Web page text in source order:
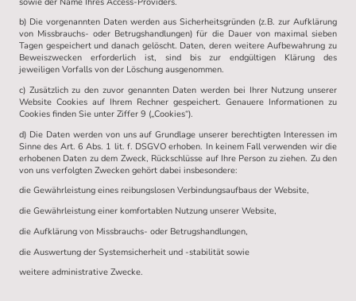
b) Die vorgenannten Daten werden aus Sicherheitsgründen (z.B. zur Aufklärung
von Missbrauchs- oder Betrugshandlungen) für die Dauer von maximal sieben
Tagen gespeichert und danach gelöscht. Daten, deren weitere Aufbewahrung zu
Beweiszwecken erforderlich ist, sind bis zur endgültigen Klärung des
jeweiligen Vorfalls von der Löschung ausgenommen.
c) Zusätzlich zu den zuvor genannten Daten werden bei Ihrer Nutzung unserer
Website Cookies auf Ihrem Rechner gespeichert. Genauere Informationen zu
Cookies finden Sie unter Ziffer 9 („Cookies“).
d) Die Daten werden von uns auf Grundlage unserer berechtigten Interessen im
Sinne des Art. 6 Abs. 1 lit. f. DSGVO erhoben. In keinem Fall verwenden wir die
erhobenen Daten zu dem Zweck, Rückschlüsse auf Ihre Person zu ziehen. Zu den
von uns verfolgten Zwecken gehört dabei insbesondere:
die Gewährleistung eines reibungslosen Verbindungsaufbaus der Website,
die Gewährleistung einer komfortablen Nutzung unserer Website,
die Aufklärung von Missbrauchs- oder Betrugshandlungen,
die Auswertung der Systemsicherheit und -stabilität sowie
weitere administrative Zwecke.